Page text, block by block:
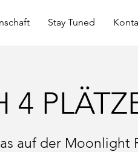
Stay Tuned
4
auf der Moonlight